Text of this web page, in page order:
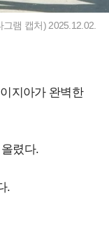
램 캡처) 2025.12.02.
지아가 완벽한
렸다.
.